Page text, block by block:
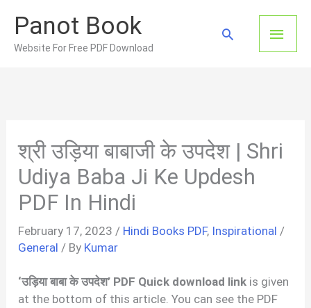
content
Panot Book
Website For Free PDF Download
Main
Search
श्री उड़िया बाबाजी के उपदेश | Shri
Udiya Baba Ji Ke Updesh
PDF In Hindi
February 17, 2023 / Hindi Books PDF, Inspirational /
General / By Kumar
‘उड़िया बाबा के उपदेश’ PDF Quick download link is given
at the bottom of this article. You can see the PDF